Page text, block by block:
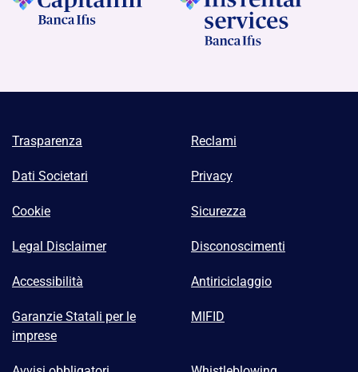
Trasparenza Reclami
Dati Societari Privacy
Cookie Sicurezza
Legal Disclaimer Disconoscimenti
Accessibilità Antiriciclaggio
Garanzie Statali per le
imprese
MIFID